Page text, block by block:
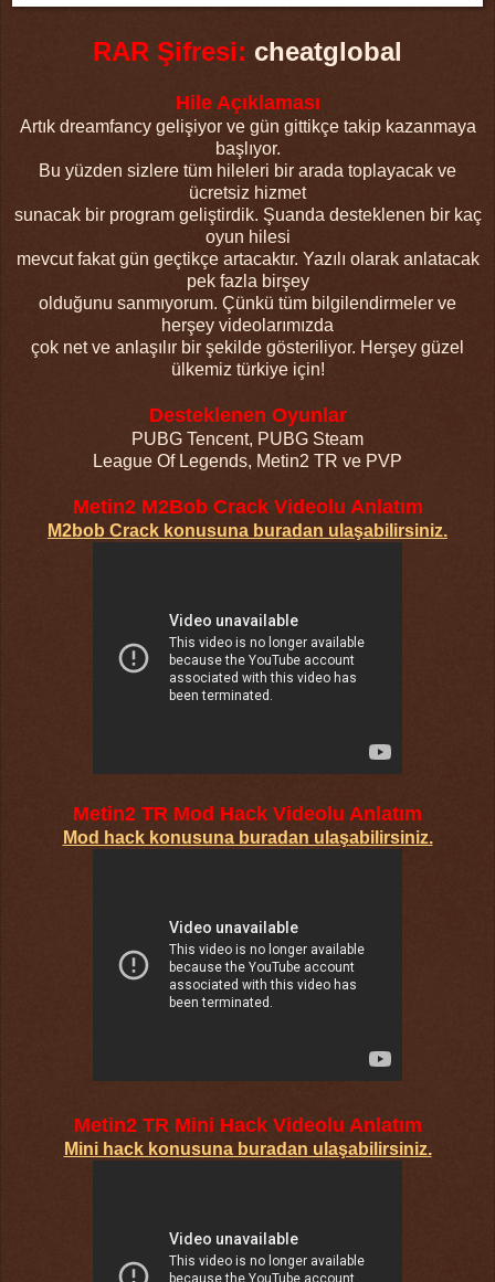
RAR Şifresi: cheatglobal
Hile Açıklaması
Artık dreamfancy gelişiyor ve gün gittikçe takip kazanmaya
başlıyor.
Bu yüzden sizlere tüm hileleri bir arada toplayacak ve
ücretsiz hizmet
sunacak bir program geliştirdik. Şuanda desteklenen bir kaç
oyun hilesi
mevcut fakat gün geçtikçe artacaktır. Yazılı olarak anlatacak
pek fazla birşey
olduğunu sanmıyorum. Çünkü tüm bilgilendirmeler ve
herşey videolarımızda
çok net ve anlaşılır bir şekilde gösteriliyor. Herşey güzel
ülkemiz türkiye için!
Desteklenen Oyunlar
PUBG Tencent, PUBG Steam
League Of Legends, Metin2 TR ve PVP
Metin2 M2Bob Crack Videolu Anlatım
M2bob Crack konusuna buradan ulaşabilirsiniz.
Metin2 TR Mod Hack Videolu Anlatım
Mod hack konusuna buradan ulaşabilirsiniz.
Metin2 TR Mini Hack Videolu Anlatım
Mini hack konusuna buradan ulaşabilirsiniz.